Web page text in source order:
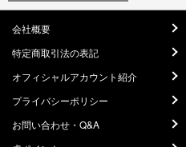
会社概要
特定商取引法の表記
オフィシャルアカウント紹介
プライバシーポリシー
お問い合わせ・Q&A